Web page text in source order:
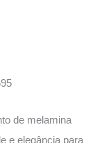
de melamina
e elegância para